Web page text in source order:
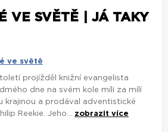
VE SVĚTĚ | JÁ TAKY
ve světě
projížděl knižní evangelista
dne na svém kole míli za mílí
krajinou a prodával adventistické
Reekie. Jeho... zobrazit více